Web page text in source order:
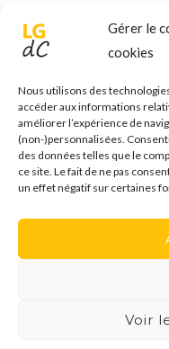
Gérer le
cookies
Nous utilisons des
accéder aux informations
améliorer l’expérience de
(non-)personnalisées.
des données telles que le
ce site. Le fait de ne pas
un effet négatif sur certaines
Voir
© Copyright
Politique de